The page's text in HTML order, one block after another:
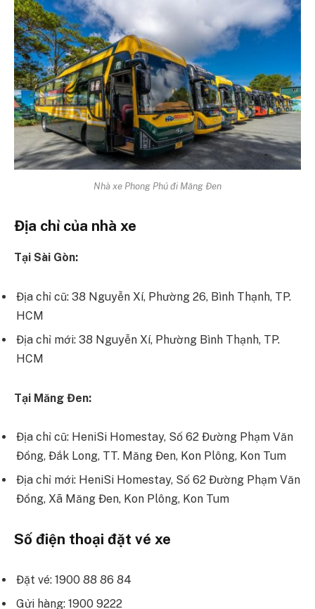
Nhà xe Phong Phú đi Măng Đen
Địa chỉ của nhà xe
Tại Sài Gòn:
Địa chỉ cũ: 38 Nguyễn Xí, Phường 26, Bình Thạnh, TP.
HCM
Địa chỉ mới: 38 Nguyễn Xí, Phường Bình Thạnh, TP.
HCM
Tại Măng Đen:
Địa chỉ cũ: HeniSi Homestay, Số 62 Đường Phạm Văn
Đồng, Đắk Long, TT. Măng Đen, Kon Plông, Kon Tum
Địa chỉ mới: HeniSi Homestay, Số 62 Đường Phạm Văn
Đồng, Xã Măng Đen, Kon Plông, Kon Tum
Số điện thoại đặt vé xe
Đặt vé: 1900 88 86 84
Gửi hàng: 1900 9222